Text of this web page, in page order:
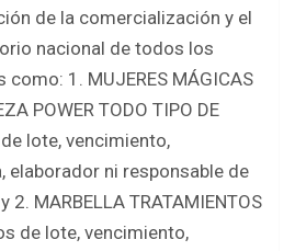
de la comercialización y el
nacional de todos los
1. MUJERES MÁGICAS
POWER TODO TIPO DE
lote, vencimiento,
elaborador ni responsable de
MARBELLA TRATAMIENTOS
de lote, vencimiento,